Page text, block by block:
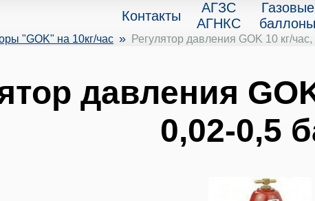
Контакты
АГЗС
АГНКС
Газовые
баллоны
"GOK" на 10кг/час » Регулятор давления GOK 10 кг/
давления
0,02-0,5